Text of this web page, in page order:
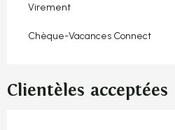
Virement
Chèque-Vacances Connect
Clientèles acceptées